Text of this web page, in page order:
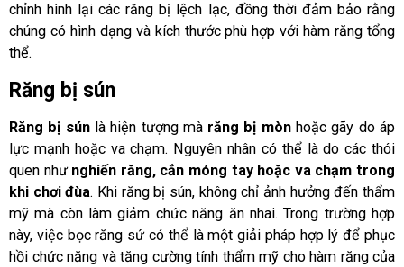
chỉnh hình lại các răng bị lệch lạc, đồng thời đảm bảo rằng
chúng có hình dạng và kích thước phù hợp với hàm răng tổng
thể.
Răng bị sún
Răng bị súnlà hiện tượng mà răng bị mònhoặc gãy do áp
lực mạnh hoặc va chạm. Nguyên nhân có thể là do các thói
quen như nghiến răng, cắn móng tay hoặc va chạm trong
khi chơi đùa. Khi răng bị sún, không chỉ ảnh hưởng đến thẩm
mỹ mà còn làm giảm chức năng ăn nhai. Trong trường hợp
này, việc bọc răng sứ có thể là một giải pháp hợp lý để phục
hồi chức năng và tăng cường tính thẩm mỹ cho hàm răng của